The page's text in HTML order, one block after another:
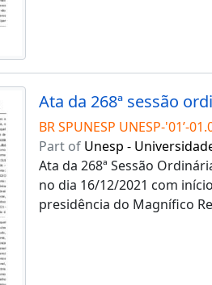
BR SPUNESP UNESP-'01’-
Part of Unesp -
Ata da 268ª Sessão
no dia 16/12/2021 com
presidência do Magnífico